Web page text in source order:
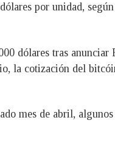
por unidad,
dólares tras anunciar
la cotización del
mes de abril,